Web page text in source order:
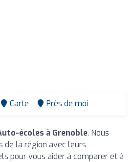
Carte Près de moi
écoles à Grenoble. Nous
de la région avec leurs
pour vous aider à comparer et à